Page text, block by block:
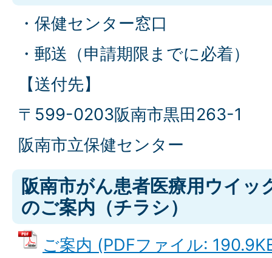
・保健センター窓口
・郵送（申請期限までに必着）
【送付先】
〒599-0203阪南市黒田263-1
阪南市立保健センター
阪南市がん患者医療用ウイッ
のご案内（チラシ）
ご案内 (PDFファイル: